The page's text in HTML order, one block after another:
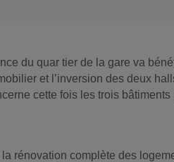
du quar tier de la gare va
et l’inversion des deux
cette fois les trois
la rénovation complète des